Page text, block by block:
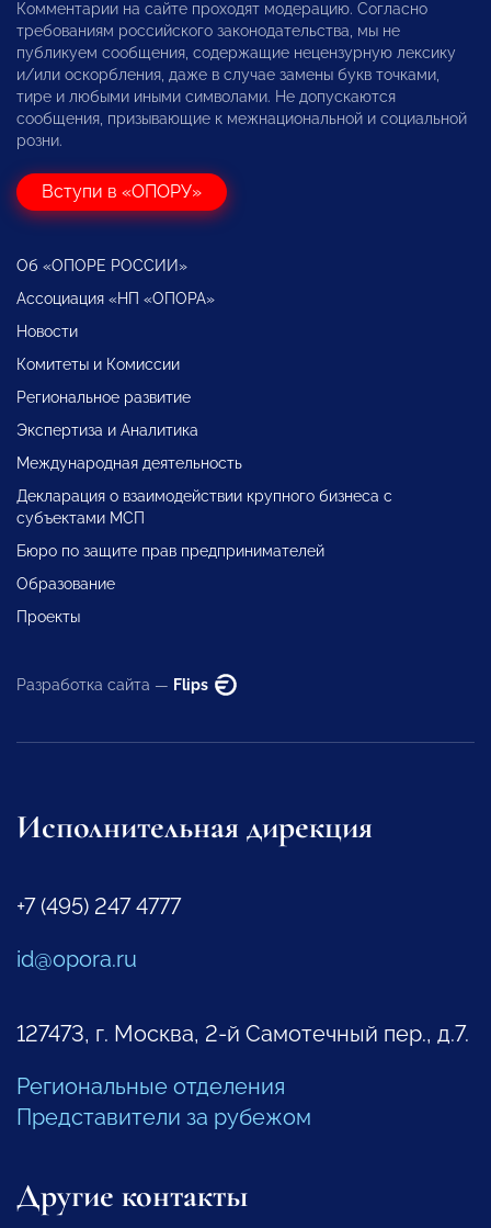
Комментарии на сайте проходят модерацию. Согласно
требованиям российского законодательства, мы не
публикуем сообщения, содержащие нецензурную лексику
и/или оскорбления, даже в случае замены букв точками,
тире и любыми иными символами. Не допускаются
сообщения, призывающие к межнациональной и социальной
розни.
Вступи в «ОПОРУ»
Об «ОПОРЕ РОССИИ»
Ассоциация «НП «ОПОРА»
Новости
Комитеты и Комиссии
Региональное развитие
Экспертиза и Аналитика
Международная деятельность
Декларация о взаимодействии крупного бизнеса с
субъектами МСП
Бюро по защите прав предпринимателей
Образование
Проекты
Разработка сайта — Flips
Исполнительная дирекция
+7 (495) 247 4777
id@opora.ru
127473, г. Москва, 2-й Самотечный пер., д.7.
Региональные отделения
Представители за рубежом
Другие контакты